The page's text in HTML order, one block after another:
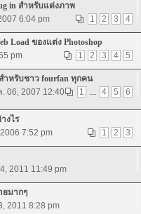
in สำหรับแต่งภาพ
1
2 3 4
6:04 pm
Load ของแต่ง Photoshop
1
2 3 4 5
pm
ำหรับชาว fourfan ทุกคน
1
... 4 5 6
. 06, 2007 12:40
งไร
1
2 3
7:52 pm
2011 11:49 pm
ยมากๆ
2011 8:28 pm